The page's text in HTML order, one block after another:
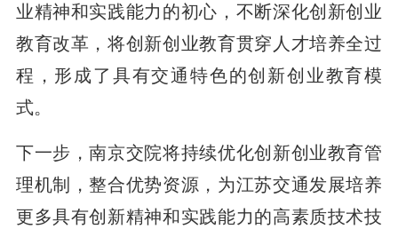
业精神和实践能力的初心，不断深化创新创业
教育改革，将创新创业教育贯穿人才培养全过
程，形成了具有交通特色的创新创业教育模
式。
下一步，南京交院将持续优化创新创业教育管
理机制，整合优势资源，为江苏交通发展培养
更多具有创新精神和实践能力的高素质技术技